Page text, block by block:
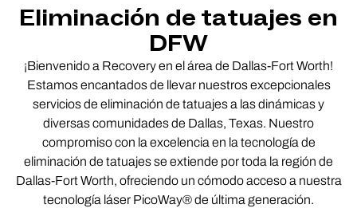
Eliminación de tatuajes en
DFW
¡Bienvenido a Recovery en el área de Dallas-Fort Worth!
Estamos encantados de llevar nuestros excepcionales
servicios de eliminación de tatuajes a las dinámicas y
diversas comunidades de Dallas, Texas. Nuestro
compromiso con la excelencia en la tecnología de
eliminación de tatuajes se extiende por toda la región de
Dallas-Fort Worth, ofreciendo un cómodo acceso a nuestra
tecnología láser PicoWay® de última generación.